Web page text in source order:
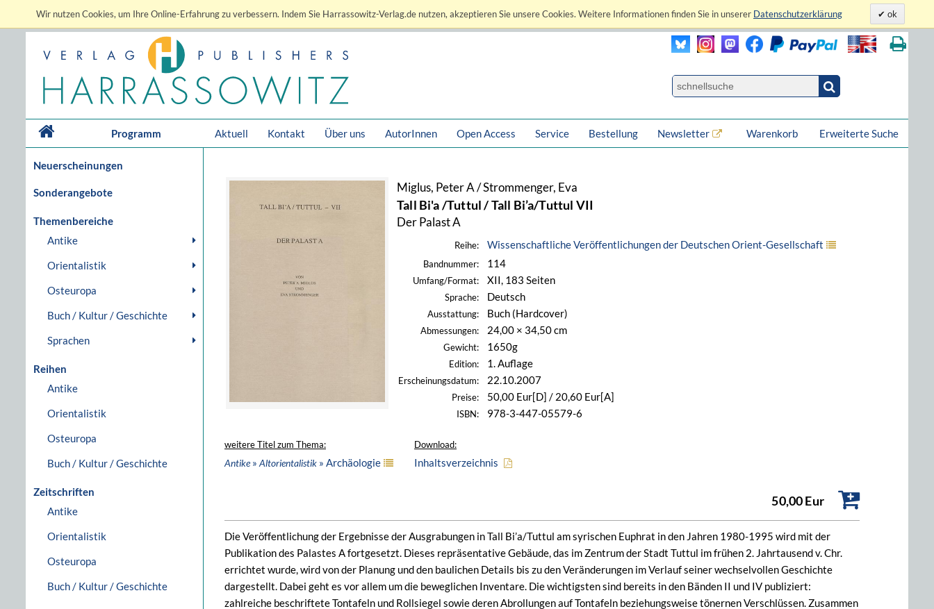
Wir nutzen Cookies, um Ihre Online-Erfahrung zu verbessern. Indem Sie Harrassowitz-Verlag.de nutzen, akzeptieren Sie unsere Cookies. Weitere Informationen finden Sie in unserer Datenschutzerklärung ok
Programm Aktuell Kontakt Über uns AutorInnen Open Access Service Bestellung Newsletter Erweiterte Suche
Warenkorb
Neuerscheinungen
Sonderangebote
Themenbereiche
Antike
Orientalistik
Osteuropa
Buch / Kultur / Geschichte
Sprachen
Reihen
Antike
Orientalistik
Osteuropa
Buch / Kultur / Geschichte
Zeitschriften
Antike
Orientalistik
Osteuropa
Buch / Kultur / Geschichte
Miglus, Peter A / Strommenger, Eva
Tall Bi'a /Tuttul / Tall Bi’a/Tuttul VII
Der Palast A
Reihe: Wissenschaftliche Veröffentlichungen der Deutschen Orient-Gesellschaft
Bandnummer: 114
Umfang/Format: XII, 183 Seiten
Sprache: Deutsch
Ausstattung: Buch (Hardcover)
Abmessungen: 24,00 × 34,50 cm
Gewicht: 1650g
Edition: 1. Auflage
Erscheinungsdatum: 22.10.2007
Preise: 50,00 Eur[D] / 20,60 Eur[A]
ISBN: 978-3-447-05579-6
weitere Titel zum Thema:
Antike» Altorientalistik » Archäologie
Download:
Inhaltsverzeichnis
50,00 Eur
Die Veröffentlichung der Ergebnisse der Ausgrabungen in Tall Bi’a/Tuttul am syrischen Euphrat in den Jahren 1980-1995 wird mit der
Publikation des Palastes A fortgesetzt. Dieses repräsentative Gebäude, das im Zentrum der Stadt Tuttul im frühen 2. Jahrtausend v. Chr.
errichtet wurde, wird von der Planung und den baulichen Details bis zu den Veränderungen im Verlauf seiner wechselvollen Geschichte
dargestellt. Dabei geht es vor allem um die beweglichen Inventare. Die wichtigsten sind bereits in den Bänden II und IV publiziert:
zahlreiche beschriftete Tontafeln und Rollsiegel sowie deren Abrollungen auf Tontafeln beziehungsweise tönernen Verschlüssen. Zusammen